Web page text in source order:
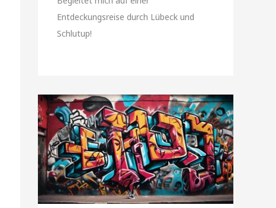
Entdeckungsreise durch Lübeck und
Schlutup!